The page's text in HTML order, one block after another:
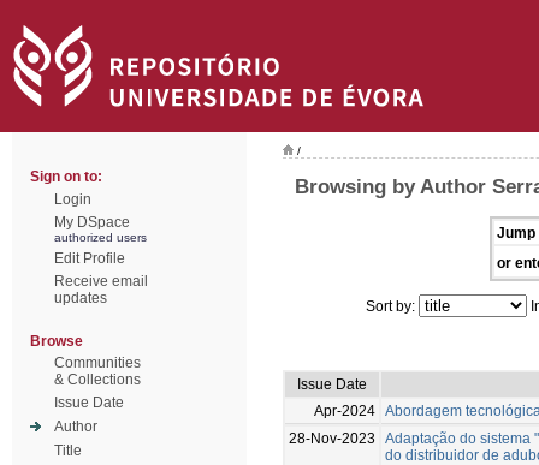
Sign on to:
Login
My DSpace
authorized users
Edit Profile
Receive email
updates
Browse
Communities
& Collections
Issue Date
Author
Title
/
Browsing by Author
Jump
or
Sort by:
Issue Date
Apr-2024 Abordagem
28-Nov-2023
Adaptação do sistema
do distribuidor de